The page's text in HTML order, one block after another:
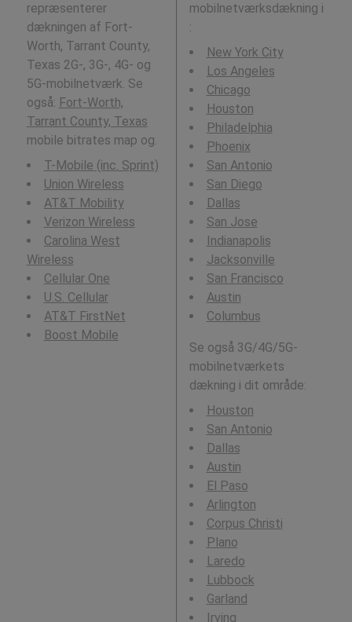
repræsenterer
dækningen af Fort-
Worth, Tarrant County,
Texas 2G-, 3G-, 4G- og
5G-mobilnetværk. Se
også: Fort-Worth,
Tarrant County, Texas
mobile bitrates map og.
T-Mobile (inc. Sprint)
Union Wireless
AT&T Mobility
Verizon Wireless
Carolina West
Wireless
Cellular One
U.S. Cellular
AT&T FirstNet
Boost Mobile
mobilnetværksdækning i
:
New York City
Los Angeles
Chicago
Houston
Philadelphia
Phoenix
San Antonio
San Diego
Dallas
San Jose
Indianapolis
Jacksonville
San Francisco
Austin
Columbus
Se også 3G/4G/5G-
mobilnetværkets
dækning i dit område:
Houston
San Antonio
Dallas
Austin
El Paso
Arlington
Corpus Christi
Plano
Laredo
Lubbock
Garland
Irving